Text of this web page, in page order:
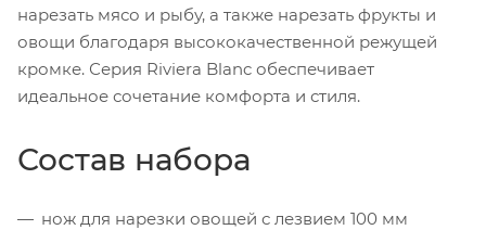
нарезать мясо и рыбу, а также нарезать фрукты и
овощи благодаря высококачественной режущей
кромке. Серия Riviera Blanc обеспечивает
идеальное сочетание комфорта и стиля.
Состав набора
нож для нарезки овощей с лезвием 100 мм